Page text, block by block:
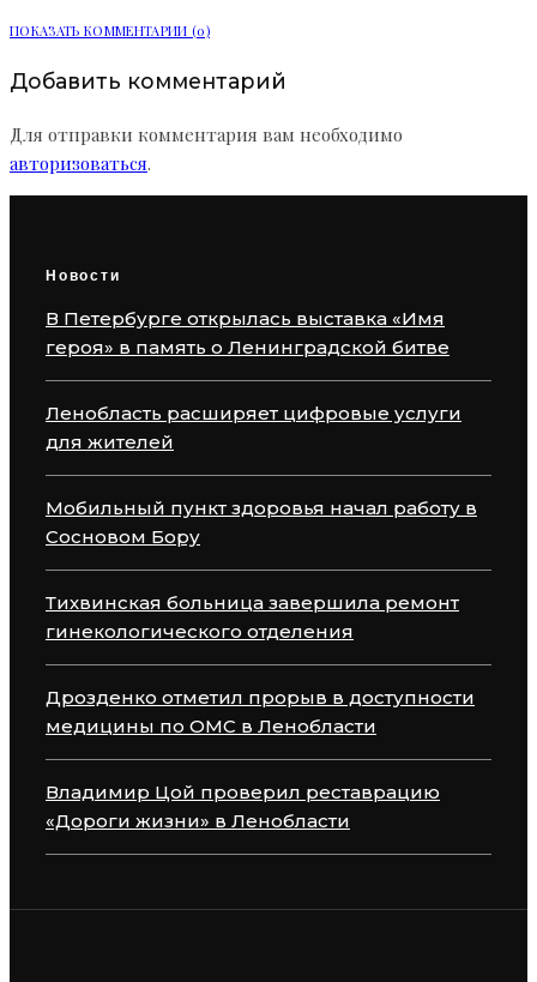
ПОКАЗАТЬ КОММЕНТАРИИ (0)
Добавить комментарий
Для отправки комментария вам необходимо
авторизоваться.
Новости
В Петербурге открылась выставка «Имя
героя» в память о Ленинградской битве
Ленобласть расширяет цифровые услуги
для жителей
Мобильный пункт здоровья начал работу в
Сосновом Бору
Тихвинская больница завершила ремонт
гинекологического отделения
Дрозденко отметил прорыв в доступности
медицины по ОМС в Ленобласти
Владимир Цой проверил реставрацию
«Дороги жизни» в Ленобласти